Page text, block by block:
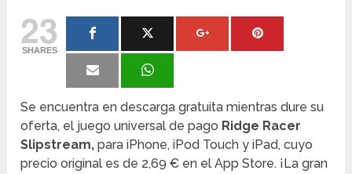
23
SHARES
Se encuentra en descarga gratuita mientras dure su
oferta, el juego universal de pago Ridge Racer
Slipstream,para iPhone, iPod Touch y iPad, cuyo
precio original es de 2,69 € en el App Store. ¡La gran